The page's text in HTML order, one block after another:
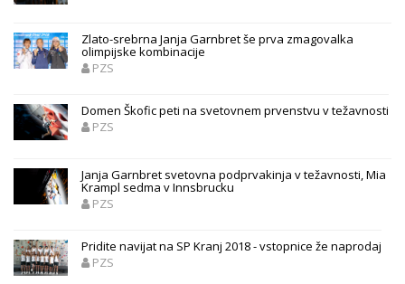
Zlato-srebrna Janja Garnbret še prva zmagovalka
olimpijske kombinacije
PZS
Domen Škofic peti na svetovnem prvenstvu v težavnosti
PZS
Janja Garnbret svetovna podprvakinja v težavnosti, Mia
Krampl sedma v Innsbrucku
PZS
Pridite navijat na SP Kranj 2018 - vstopnice že naprodaj
PZS